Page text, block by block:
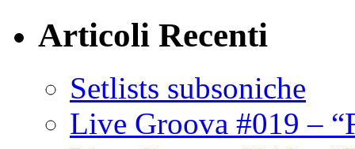
Articoli Recenti
Setlists subsoniche
Live Groova #019 –